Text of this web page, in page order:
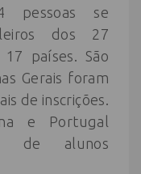
pessoas se
dos 27
países. São
Gerais foram
de inscrições.
e Portugal
de alunos